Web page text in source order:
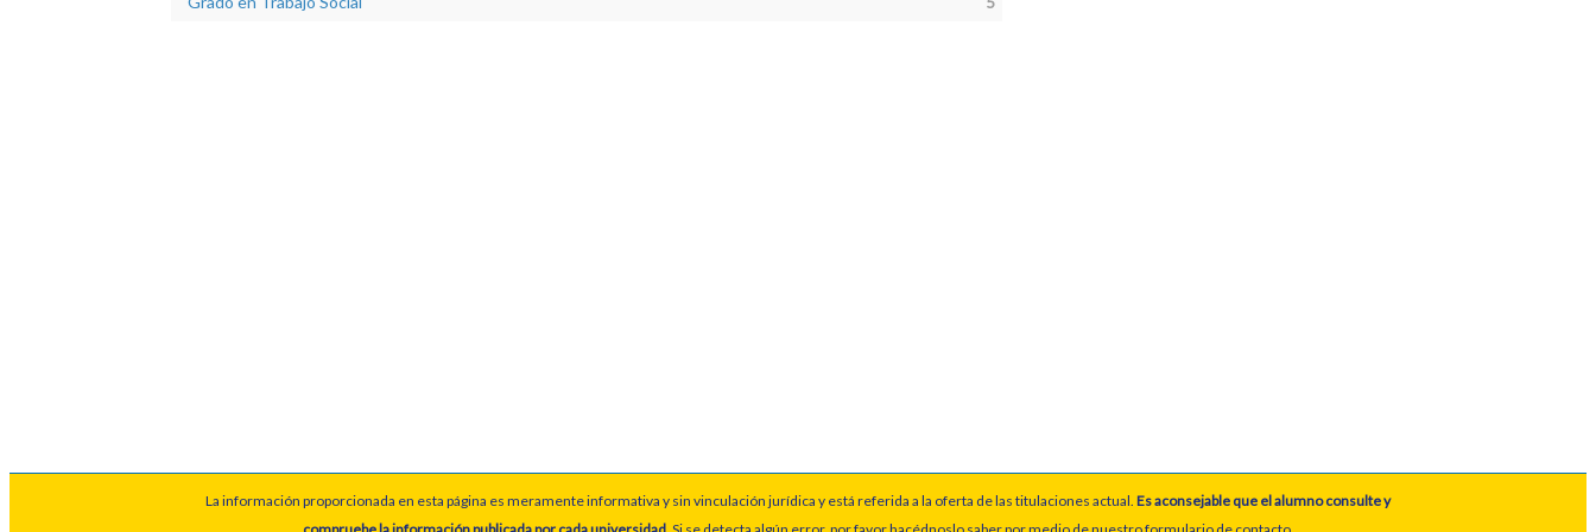
La información proporcionada en esta página es meramente informativa y sin vinculación jurídica y está referida a la oferta de las titulaciones actual. Es aconsejable que el alumno consulte y